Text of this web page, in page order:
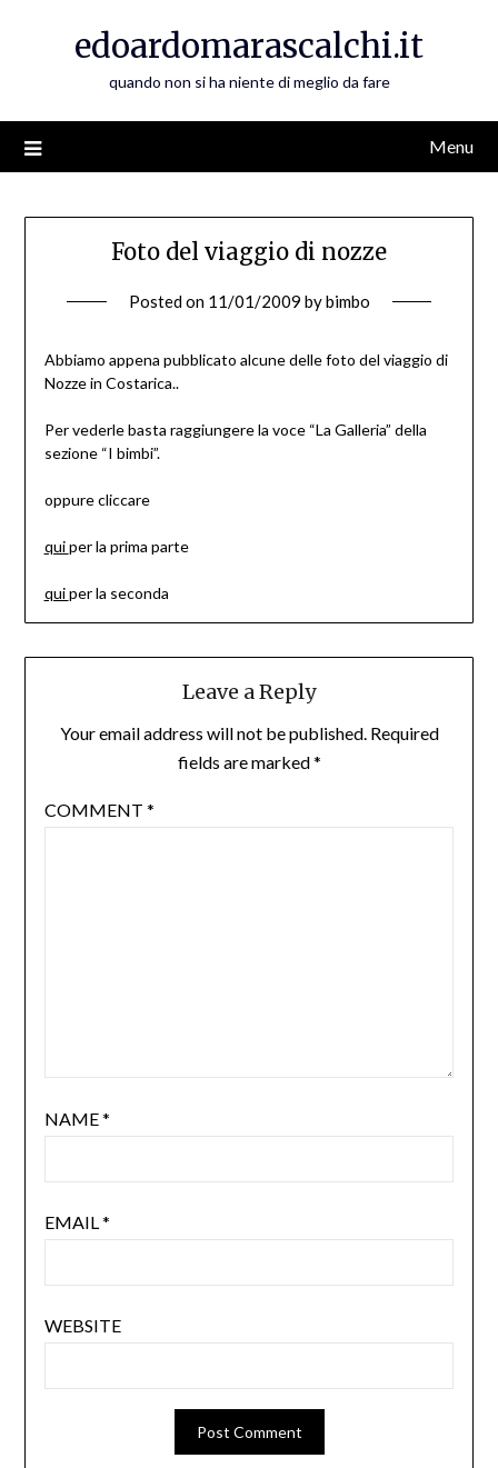
edoardomarascalchi.it
quando non si ha niente di meglio da fare
Menu
Foto del viaggio di nozze
Posted on 11/01/2009 bybimbo
Abbiamo appena pubblicato alcune delle foto del viaggio di
Nozze in Costarica..
Per vederle basta raggiungere la voce “La Galleria” della
sezione “I bimbi”.
oppure cliccare
quiper la prima parte
quiper la seconda
Leave a Reply
Your email address will not be published. Required
fields are marked*
COMMENT *
NAME*
EMAIL*
WEBSITE